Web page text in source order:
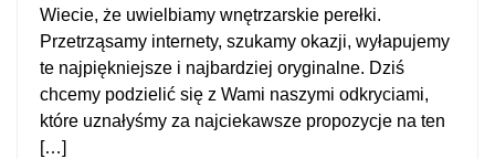
Wiecie, że uwielbiamy wnętrzarskie perełki.
Przetrząsamy internety, szukamy okazji, wyłapujemy
te najpiękniejsze i najbardziej oryginalne. Dziś
chcemy podzielić się z Wami naszymi odkryciami,
które uznałyśmy za najciekawsze propozycje na ten
[…]